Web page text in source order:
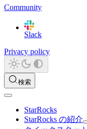
Community
Slack
Privacy policy
検索
StarRocks
StarRocks の紹介